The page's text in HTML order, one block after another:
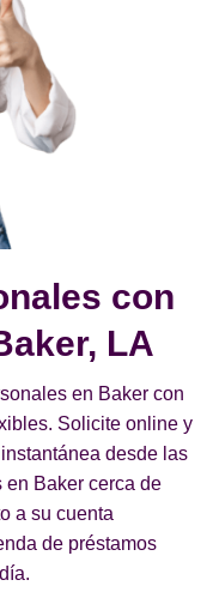
con
LA
en Baker con
Solicite online y
desde las
en Baker cerca de
a su cuenta
de préstamos